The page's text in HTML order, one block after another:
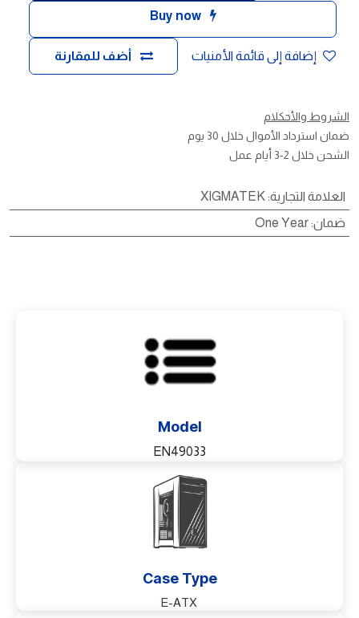
Buy now
أضف للمقارنة إضافة إلى قائمة الأمنيات
الشروط والأحكلام
ضمان استرداد الأموال خلال 30 يوم
الشحن خلال 2-3 أيام عمل
العلامة التجارية:
XIGMATEK
ضمان:
One Year
Model
EN49033
Case Type